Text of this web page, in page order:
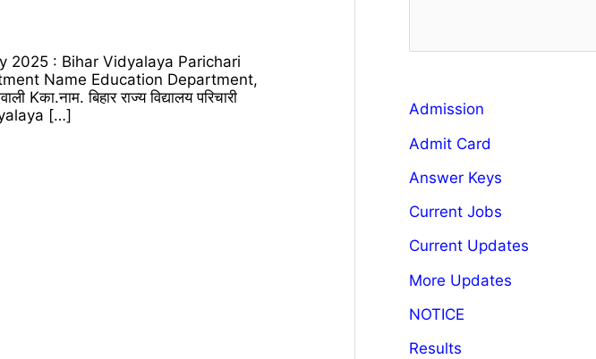
2025 : Bihar Vidyalaya Parichari
Name Education Department,
बिहार राज्य विद्यालय परिचारी
[…]
Admission
Admit Card
Answer Keys
Current Jobs
Current Updates
More Updates
NOTICE
Results